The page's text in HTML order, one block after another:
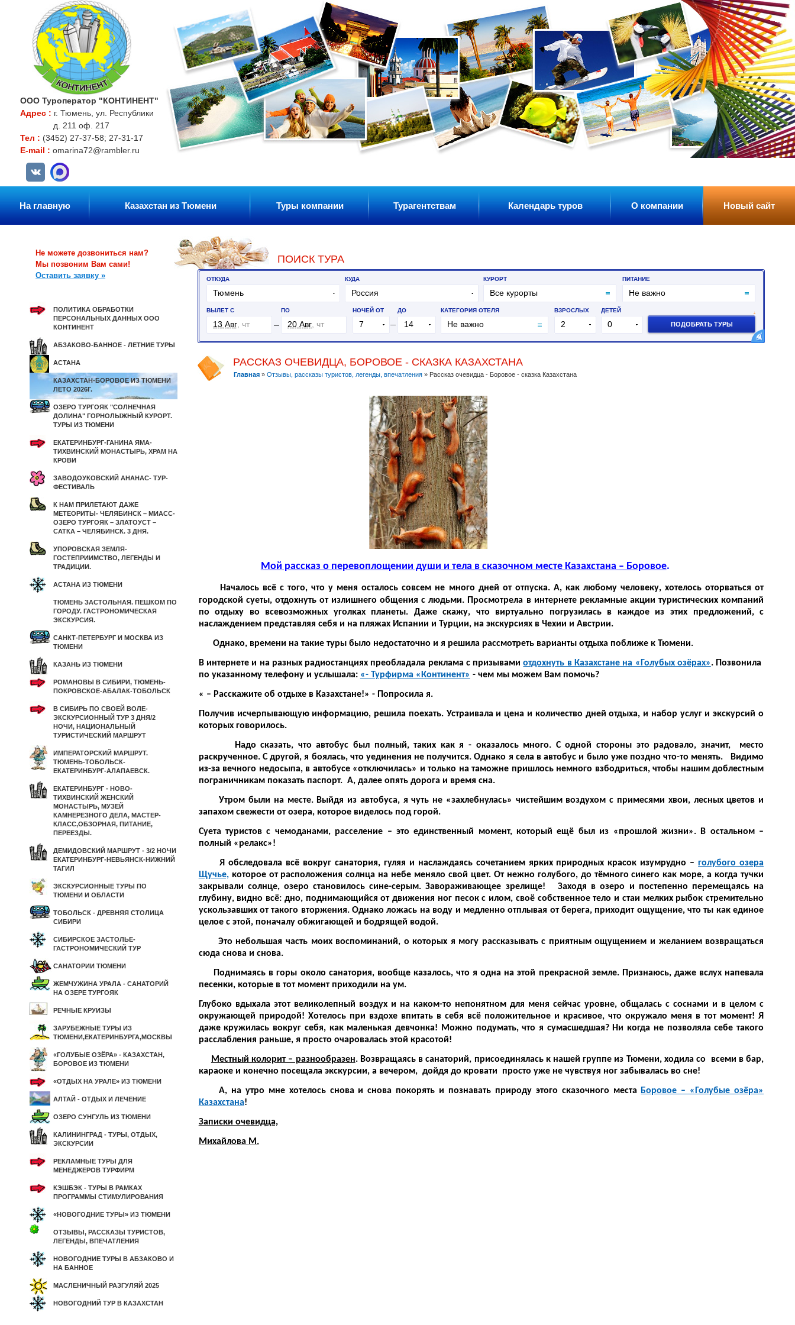
ООО Туроператор "КОНТИНЕНТ"
Адрес : г. Тюмень, ул. Республики
д. 211 оф. 217
Тел : (3452) 27-37-58; 27-31-17
E-mail : omarina72@rambler.ru
На главную Казахстан из Тюмени Туры компании Турагентствам Календарь туров О компании Новый сайт
Не можете дозвониться нам?
Мы позвоним Вам сами!
Оставить заявку »
ПОЛИТИКА ОБРАБОТКИ
ПЕРСОНАЛЬНЫХ ДАННЫХ ООО
КОНТИНЕНТ
АБЗАКОВО-БАННОЕ - ЛЕТНИЕ ТУРЫ
АСТАНА
КАЗАХСТАН-БОРОВОЕ ИЗ ТЮМЕНИ
ЛЕТО 2026Г.
ОЗЕРО ТУРГОЯК "СОЛНЕЧНАЯ
ДОЛИНА" ГОРНОЛЫЖНЫЙ КУРОРТ.
ТУРЫ ИЗ ТЮМЕНИ
ЕКАТЕРИНБУРГ-ГАНИНА ЯМА-
ТИХВИНСКИЙ МОНАСТЫРЬ, ХРАМ НА
КРОВИ
ЗАВОДОУКОВСКИЙ АНАНАС- ТУР-
ФЕСТИВАЛЬ
К НАМ ПРИЛЕТАЮТ ДАЖЕ
МЕТЕОРИТЫ- ЧЕЛЯБИНСК – МИАСС-
ОЗЕРО ТУРГОЯК – ЗЛАТОУСТ –
САТКА – ЧЕЛЯБИНСК. 3 ДНЯ.
УПОРОВСКАЯ ЗЕМЛЯ-
ГОСТЕПРИИМСТВО, ЛЕГЕНДЫ И
ТРАДИЦИИ.
АСТАНА ИЗ ТЮМЕНИ
ТЮМЕНЬ ЗАСТОЛЬНАЯ. ПЕШКОМ ПО
ГОРОДУ. ГАСТРОНОМИЧЕСКАЯ
ЭКСКУРСИЯ.
САНКТ-ПЕТЕРБУРГ И МОСКВА ИЗ
ТЮМЕНИ
КАЗАНЬ ИЗ ТЮМЕНИ
РОМАНОВЫ В СИБИРИ, ТЮМЕНЬ-
ПОКРОВСКОЕ-АБАЛАК-ТОБОЛЬСК
В СИБИРЬ ПО СВОЕЙ ВОЛЕ-
ЭКСКУРСИОННЫЙ ТУР 3 ДНЯ/2
НОЧИ, НАЦИОНАЛЬНЫЙ
ТУРИСТИЧЕСКИЙ МАРШРУТ
ИМПЕРАТОРСКИЙ МАРШРУТ.
ТЮМЕНЬ-ТОБОЛЬСК-
ЕКАТЕРИНБУРГ-АЛАПАЕВСК.
ЕКАТЕРИНБУРГ - НОВО-
ТИХВИНСКИЙ ЖЕНСКИЙ
МОНАСТЫРЬ, МУЗЕЙ
КАМНЕРЕЗНОГО ДЕЛА, МАСТЕР-
КЛАСС,ОБЗОРНАЯ, ПИТАНИЕ,
ПЕРЕЕЗДЫ.
ДЕМИДОВСКИЙ МАРШРУТ - 3/2 НОЧИ
ЕКАТЕРИНБУРГ-НЕВЬЯНСК-НИЖНИЙ
ТАГИЛ
ЭКСКУРСИОННЫЕ ТУРЫ ПО
ТЮМЕНИ И ОБЛАСТИ
ТОБОЛЬСК - ДРЕВНЯЯ СТОЛИЦА
СИБИРИ
СИБИРСКОЕ ЗАСТОЛЬЕ-
ГАСТРОНОМИЧЕСКИЙ ТУР
САНАТОРИИ ТЮМЕНИ
ЖЕМЧУЖИНА УРАЛА - САНАТОРИЙ
НА ОЗЕРЕ ТУРГОЯК
РЕЧНЫЕ КРУИЗЫ
ЗАРУБЕЖНЫЕ ТУРЫ ИЗ
ТЮМЕНИ,ЕКАТЕРИНБУРГА,МОСКВЫ
«ГОЛУБЫЕ ОЗЁРА» - КАЗАХСТАН,
БОРОВОЕ ИЗ ТЮМЕНИ
«ОТДЫХ НА УРАЛЕ» ИЗ ТЮМЕНИ
АЛТАЙ - ОТДЫХ И ЛЕЧЕНИЕ
ОЗЕРО СУНГУЛЬ ИЗ ТЮМЕНИ
КАЛИНИНГРАД - ТУРЫ, ОТДЫХ,
ЭКСКУРСИИ
РЕКЛАМНЫЕ ТУРЫ ДЛЯ
МЕНЕДЖЕРОВ ТУРФИРМ
КЭШБЭК - ТУРЫ В РАМКАХ
ПРОГРАММЫ СТИМУЛИРОВАНИЯ
«НОВОГОДНИЕ ТУРЫ» ИЗ ТЮМЕНИ
ОТЗЫВЫ, РАССКАЗЫ ТУРИСТОВ,
ЛЕГЕНДЫ, ВПЕЧАТЛЕНИЯ
НОВОГОДНИЕ ТУРЫ В АБЗАКОВО И
НА БАННОЕ
МАСЛЕНИЧНЫЙ РАЗГУЛЯЙ 2025
НОВОГОДНИЙ ТУР В КАЗАХСТАН
ПОИСК ТУРА
РАССКАЗ ОЧЕВИДЦА, БОРОВОЕ - СКАЗКА КАЗАХСТАНА
Главная» Отзывы, рассказы туристов, легенды, впечатления » Рассказ очевидца - Боровое - сказка Казахстана
Мой рассказ о перевоплощении души и тела в сказочном месте Казахстана – Боровое.
Началось всё с того, что у меня осталось совсем не много дней от отпуска. А, как любому человеку, хотелось оторваться от
городской суеты, отдохнуть от излишнего общения с людьми. Просмотрела в интернете рекламные акции туристических компаний
по отдыху во всевозможных уголках планеты. Даже скажу, что виртуально погрузилась в каждое из этих предложений, с
наслаждением представляя себя и на пляжах Испании и Турции, на экскурсиях в Чехии и Австрии.
Однако, времени на такие туры было недостаточно и я решила рассмотреть варианты отдыха поближе к Тюмени.
В интернете и на разных радиостанциях преобладала реклама с призывамиотдохнуть в Казахстане на «Голубых озёрах». Позвонила
по указанному телефону и услышала: «- Турфирма «Континент» - чем мы можем Вам помочь?
« – Расскажите об отдыхе в Казахстане!» - Попросила я.
Получив исчерпывающую информацию, решила поехать. Устраивала и цена и количество дней отдыха, и набор услуг и экскурсий о
которых говорилось.
Надо сказать, что автобус был полный, таких как я - оказалось много. С одной стороны это радовало, значит, место
раскрученное. С другой, я боялась, что уединения не получится. Однако я села в автобус и было уже поздно что-то менять. Видимо
из-за вечного недосыпа, в автобусе «отключилась» и только на таможне пришлось немного взбодриться, чтобы нашим доблестным
пограничникам показать паспорт. А, далее опять дорога и время сна.
Утром были на месте. Выйдя из автобуса, я чуть не «захлебнулась» чистейшим воздухом с примесями хвои, лесных цветов и
запахом свежести от озера, которое виделось под горой.
Суета туристов с чемоданами, расселение – это единственный момент, который ещё был из «прошлой жизни». В остальном –
полный «релакс»!
Я обследовала всё вокруг санатория, гуляя и наслаждаясь сочетанием ярких природных красок изумрудно –голубого озера
Щучье,которое от расположения солнца на небе меняло свой цвет. От нежно голубого, до тёмного синего как море, а когда тучки
закрывали солнце, озеро становилось сине-серым. Завораживающее зрелище! Заходя в озеро и постепенно перемещаясь на
глубину, видно всё: дно, поднимающийся от движения ног песок с илом, своё собственное тело и стаи мелких рыбок стремительно
ускользавших от такого вторжения. Однако ложась на воду и медленно отплывая от берега, приходит ощущение, что ты как единое
целое с этой, поначалу обжигающей и бодрящей водой.
Это небольшая часть моих воспоминаний, о которых я могу рассказывать с приятным ощущением и желанием возвращаться
сюда снова и снова.
Поднимаясь в горы около санатория, вообще казалось, что я одна на этой прекрасной земле. Признаюсь, даже вслух напевала
песенки, которые в тот момент приходили на ум.
Глубоко вдыхала этот великолепный воздух и на каком-то непонятном для меня сейчас уровне, общалась с соснами и в целом с
окружающей природой! Хотелось при вздохе впитать в себя всё положительное и красивое, что окружало меня в тот момент! Я
даже кружилась вокруг себя, как маленькая девчонка! Можно подумать, что я сумасшедшая? Ни когда не позволяла себе такого
расслабления раньше, я просто очаровалась этой красотой!
Местный колорит – разнообразен. Возвращаясь в санаторий, присоединялась к нашей группе из Тюмени, ходила со всеми в бар,
караоке и конечно посещала экскурсии, а вечером, дойдя до кровати просто уже не чувствуя ног забывалась во сне!
А, на утро мне хотелось снова и снова покорять и познавать природу этого сказочного места
Боровое – «Голубые озёра»
Казахстана!
Записки очевидца,
Михайлова М.